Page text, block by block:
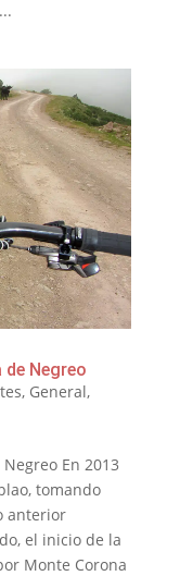
Negreo
, General,
En 2013
tomando
anterior
el inicio de la
Monte Corona